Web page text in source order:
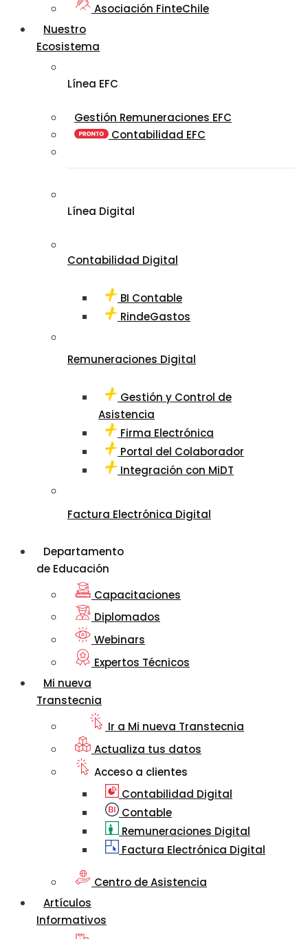
Asociación FinteChile
Nuestro
Ecosistema
Línea EFC
Gestión Remuneraciones EFC
Contabilidad EFC
Línea Digital
Contabilidad Digital
BI Contable
RindeGastos
Remuneraciones Digital
Gestión y Control de
Asistencia
Firma Electrónica
Portal del Colaborador
Integración con MiDT
Factura Electrónica Digital
Departamento
de Educación
Capacitaciones
Diplomados
Webinars
Expertos Técnicos
Mi nueva
Transtecnia
Ir a Mi nueva Transtecnia
Actualiza tus datos
Acceso a clientes
Contabilidad Digital
Contable
Remuneraciones Digital
Factura Electrónica Digital
Centro de Asistencia
Artículos
Informativos